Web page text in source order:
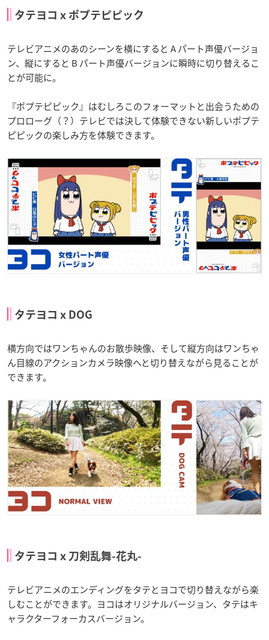
タテヨコ x ポプテピピック
テレビアニメのあのシーンを横にすると A パート声優バージョ
ン、縦にすると B パート声優バージョンに瞬時に切り替えるこ
とが可能に。
『ポプテピピック』はむしろこのフォーマットと出会うための
プロローグ（？）テレビでは決して体験できない新しいポプテ
ピピックの楽しみ方を体験できます。
タテヨコ x DOG
横方向ではワンちゃんのお散歩映像、そして縦方向はワンちゃ
ん目線のアクションカメラ映像へと切り替えながら見ることが
できます。
タテヨコ x 刀剣乱舞-花丸-
テレビアニメのエンディングをタテとヨコで切り替えながら楽
しむことができます。ヨコはオリジナルバージョン、タテはキ
ャラクターフォーカスバージョン。